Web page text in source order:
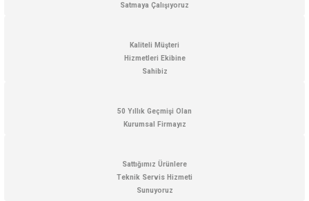
Ürün bilgilerinde hatalar bulunuyor.
Bu ürüne benzer farklı alternatifler olmalı.
Satmaya Çalışıyoruz
Kaliteli Müşteri
Hizmetleri Ekibine
Sahibiz
50 Yıllık Geçmişi Olan
Kurumsal Firmayız
Sattığımız Ürünlere
Teknik Servis Hizmeti
Sunuyoruz